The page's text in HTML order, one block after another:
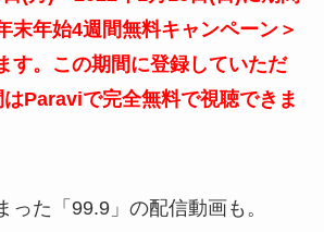
末年始4週間無料キャンペーン＞
す。この期間に登録していただ
Paraviで完全無料で視聴できま
った「99.9」の配信動画も。